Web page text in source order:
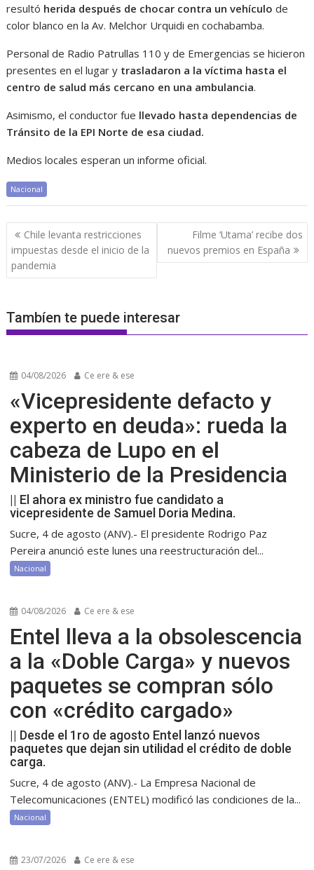
resultó herida después de chocar contra un vehículo de
color blanco en la Av. Melchor Urquidi en cochabamba.
Personal de Radio Patrullas 110 y de Emergencias se hicieron
presentes en el lugar y trasladaron a la víctima hasta el
centro de salud más cercano en una ambulancia.
Asimismo, el conductor fue llevado hasta dependencias de
Tránsito de la EPI Norte de esa ciudad.
Medios locales esperan un informe oficial.
Nacional
Navegación
de
entradas
Chile levanta restricciones
impuestas desde el inicio de la
pandemia
Filme ‘Utama’ recibe dos
nuevos premios en España
Tambíen te puede interesar
04/08/2026 Ce ere & ese
«Vicepresidente defacto y
experto en deuda»: rueda la
cabeza de Lupo en el
Ministerio de la Presidencia
|| El ahora ex ministro fue candidato a
vicepresidente de Samuel Doria Medina.
Sucre, 4 de agosto (ANV).- El presidente Rodrigo Paz
Pereira anunció este lunes una reestructuración del...
Nacional
04/08/2026 Ce ere & ese
Entel lleva a la obsolescencia
a la «Doble Carga» y nuevos
paquetes se compran sólo
con «crédito cargado»
|| Desde el 1ro de agosto Entel lanzó nuevos
paquetes que dejan sin utilidad el crédito de doble
carga.
Sucre, 4 de agosto (ANV).- La Empresa Nacional de
Telecomunicaciones (ENTEL) modificó las condiciones de la...
Nacional
23/07/2026 Ce ere & ese